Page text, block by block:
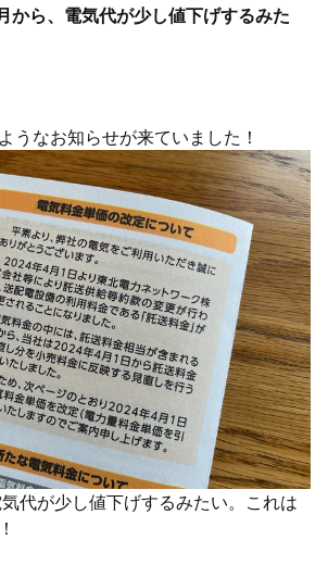
から、電気代が少し値下げするみた
うなお知らせが来ていました！
代が少し値下げするみたい。これは